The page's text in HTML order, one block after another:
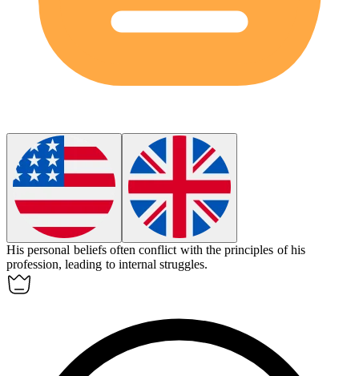
His personal beliefs oftenconflict with the principles of his
profession, leading to internal struggles.